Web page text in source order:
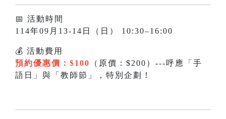
📅 活動時間
114年09月13-14日（日） 10:30–16:00
💰 活動費用
預約優惠價：$100
（原價：$200） ---呼應「手
語日」與「教師節」，特別企劃！